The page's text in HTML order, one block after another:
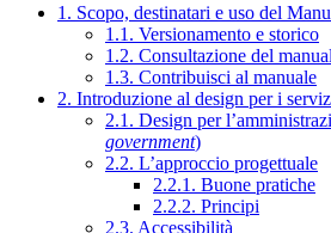
1. Scopo, destinatari e uso del
1.1. Versionamento e storico
1.2. Consultazione del
1.3. Contribuisci al manuale
2. Introduzione al design per i
2.1. Design per
government)
2.2. L’approccio progettuale
2.2.1. Buone pratiche
2.2.2. Principi
2.3. Accessibilità